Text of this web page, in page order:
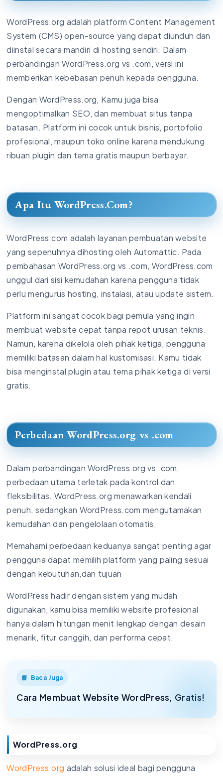
WordPress.org adalah platform Content Management
System (CMS) open-source yang dapat diunduh dan
diinstal secara mandiri di hosting sendiri. Dalam
perbandingan WordPress.org vs .com, versi ini
memberikan kebebasan penuh kepada pengguna.
Dengan WordPress.org, Kamu juga bisa
mengoptimalkan SEO, dan membuat situs tanpa
batasan. Platform ini cocok untuk bisnis, portofolio
profesional, maupun toko online karena mendukung
ribuan plugin dan tema gratis maupun berbayar.
Apa Itu WordPress.Com?
WordPress.com adalah layanan pembuatan website
yang sepenuhnya dihosting oleh Automattic. Pada
pembahasan WordPress.org vs .com, WordPress.com
unggul dari sisi kemudahan karena pengguna tidak
perlu mengurus hosting, instalasi, atau update sistem.
Platform ini sangat cocok bagi pemula yang ingin
membuat website cepat tanpa repot urusan teknis.
Namun, karena dikelola oleh pihak ketiga, pengguna
memiliki batasan dalam hal kustomisasi. Kamu tidak
bisa menginstal plugin atau tema pihak ketiga di versi
gratis.
Perbedaan WordPress.org vs .com
Dalam perbandingan WordPress.org vs .com,
perbedaan utama terletak pada kontrol dan
fleksibilitas. WordPress.org menawarkan kendali
penuh, sedangkan WordPress.com mengutamakan
kemudahan dan pengelolaan otomatis.
Memahami perbedaan keduanya sangat penting agar
pengguna dapat memilih platform yang paling sesuai
dengan kebutuhan,dan tujuan
WordPress hadir dengan sistem yang mudah
digunakan, kamu bisa memiliki website profesional
hanya dalam hitungan menit lengkap dengan desain
menarik, fitur canggih, dan performa cepat.
Baca Juga
Cara Membuat Website WordPress, Gratis!
WordPress.org
WordPress.org adalah solusi ideal bagi pengguna